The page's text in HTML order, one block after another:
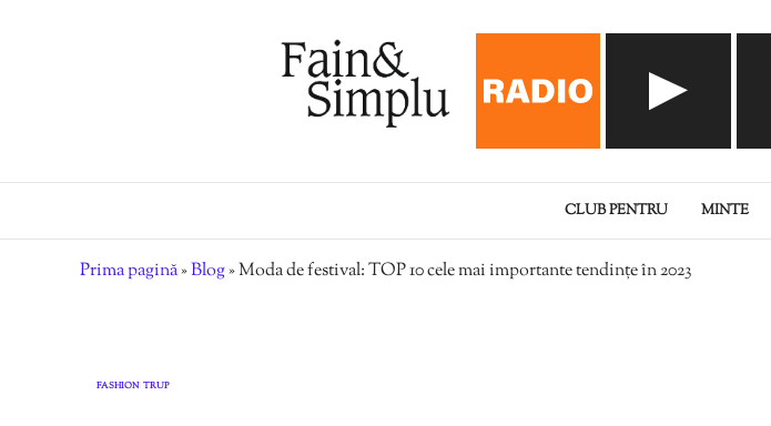
CLUB PENTRU MINTE
Prima pagină»Blog»Moda de festival: TOP 10 cele mai importante tendințe în 2023
FASHION TRUP